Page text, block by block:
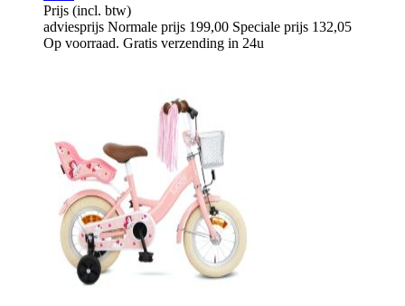
Prijs (incl. btw)
adviesprijs Normale prijs 199,00 Speciale prijs 132,05
Op voorraad. Gratis verzending in 24u